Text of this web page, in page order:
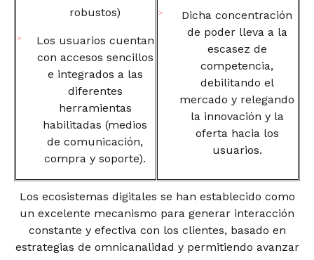
robustos)
Los usuarios cuentan
con accesos sencillos
e integrados a las
diferentes
herramientas
habilitadas (medios
de comunicación,
compra y soporte).
Dicha concentración
de poder lleva a la
escasez de
competencia,
debilitando el
mercado y relegando
la innovación y la
oferta hacia los
usuarios.
Los ecosistemas digitales se han establecido como
un excelente mecanismo para generar interacción
constante y efectiva con los clientes, basado en
estrategias de omnicanalidad y permitiendo avanzar